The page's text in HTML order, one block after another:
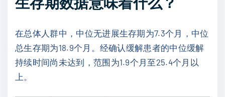
在总体人群中，中位无进展生存期为7.3个月，中位
总生存期为18.9个月。经确认缓解患者的中位缓解
持续时间尚未达到，范围为1.9个月至25.4个月以
上。